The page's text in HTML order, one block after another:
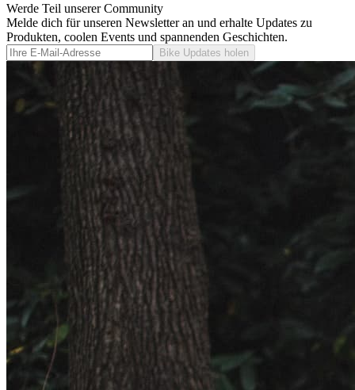
Werde Teil unserer Community
Melde dich für unseren Newsletter an und erhalte Updates zu
Produkten, coolen Events und spannenden Geschichten.
Bike Updates holen